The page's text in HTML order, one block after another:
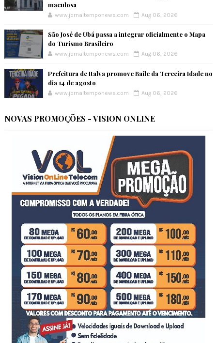
maculosa
www.jornaltemponews.com Aug 06, 2026
São José de Ubá passa a integrar oficialmente o Mapa
do Turismo Brasileiro
www.jornaltemponews.com Aug 06, 2026
Prefeitura de Italva promove Baile da Terceira Idade no
dia 14 de agosto
www.jornaltemponews.com Aug 06, 2026
NOVAS PROMOÇÕES - VISION ONLINE